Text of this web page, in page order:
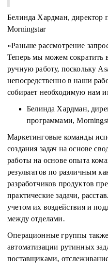
Белинда Хардман, директор
Morningstar
«Раньше рассмотрение
Теперь мы можем сократить
ручную работу, поскольку
непосредственно в наши
собирает необходимую нам
Белинда Хардман,
программами,
Маркетинговые команды
создания задач на основе
работы на основе опыта
результатов по различным
разработчиков продуктов
практические задачи,
учетом их воздействия и
между отделами.
Операционные группы
автоматизации рутинных
поставщиками,